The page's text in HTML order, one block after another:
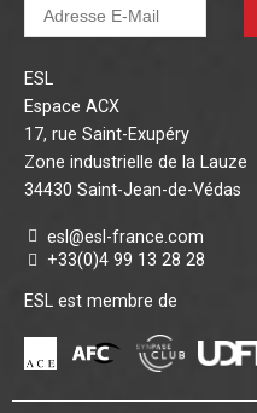
ESL
Espace ACX
17, rue Saint-Exupéry
Zone industrielle de la Lauze
34430 Saint-Jean-de-Védas
esl@esl-france.com
+33(0)4 99 13 28 28
ESL est membre de